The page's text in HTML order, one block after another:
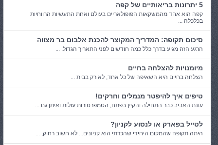
5 יתרונות בריאותיים של קפה
קפה הוא אחד מהמשקאות הפופולאריים בעולם ואחת התעשיות הרווחיות
בכלכלה ...
סיכום תקופה: המדריך המקוצר להכנת אלבום בר מצווה
הרגע הזה מגיע בדרך כלל כמה חודשים לפני התאריך הגדול. ...
מיומנויות להצלחה בחיים
הצלחה בחיים היא השאיפה של כל אחד, לא רק בבית ...
טיפים איך להיפטר מנמלים וחרקים!
עונת האביב כבר התחילה והקיץ בפתח, הטמפרטורות עולות ואיתן גם ...
לטייל בפארק או לנסוע לקניון?
היתה תקופה שהמקום היחידי שהכרתי הוא קניונים... לא חשוב רחוק, ...